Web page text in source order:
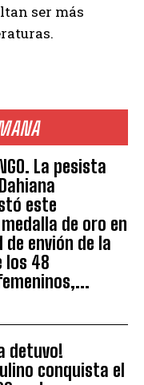
La pesista
este
de oro en
de envión de la
los 48
detuvo!
conquista el
ser más